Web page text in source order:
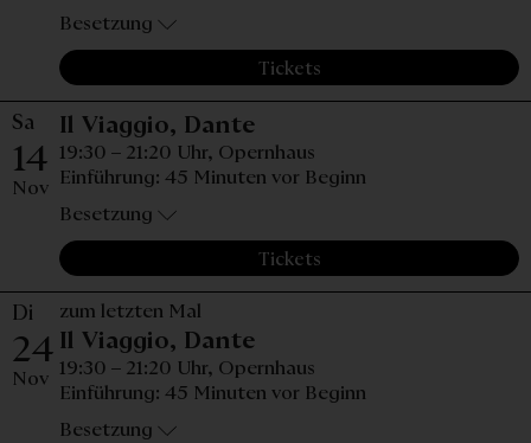
Besetzung
Tickets
Sa
14
Nov
Il Viaggio, Dante
19:30 – 21:20 Uhr, Opernhaus
Einführung: 45 Minuten vor Beginn
Besetzung
Tickets
Di
24
Nov
zum letzten Mal
Il Viaggio, Dante
19:30 – 21:20 Uhr, Opernhaus
Einführung: 45 Minuten vor Beginn
Besetzung